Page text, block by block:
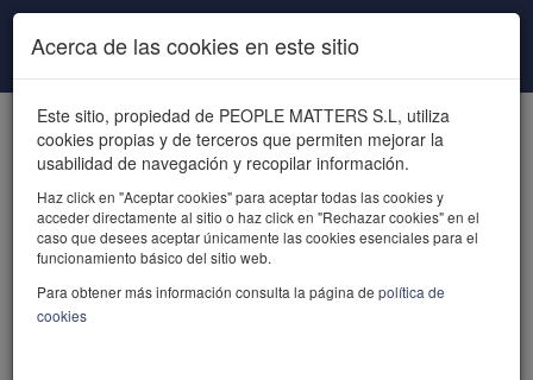
Pasar al contenido principal
powered by talent
Acerca de las cookies en este sitio
Este sitio, propiedad de PEOPLE MATTERS S.L, utiliza
cookies propias y de terceros que permiten mejorar la
usabilidad de navegación y recopilar información.
Haz click en "Aceptar cookies" para aceptar todas las cookies y
acceder directamente al sitio o haz click en "Rechazar cookies" en el
caso que desees aceptar únicamente las cookies esenciales para el
funcionamiento básico del sitio web.
Para obtener más información consulta la página de política de
cookies